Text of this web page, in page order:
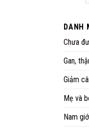
DANH
Chưa
Gan,
Giảm
Mẹ và
Nam